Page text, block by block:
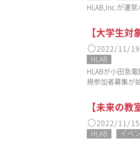
HLAB,Inc.が運
【大学生
2022/11/19
HLAB
HLABが小田急
規参加者募集が
【未来の教
2022/11/15
HLAB
イベ